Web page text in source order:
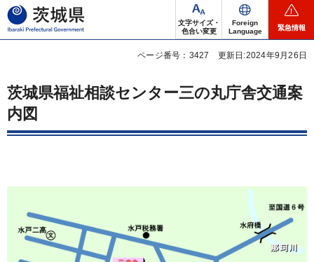
茨城県
文字サイズ・
色合い変更
Foreign
Language
緊急情報
ページ番号：3427 更新日:2024年9月26日
茨城県福祉相談センター三の丸庁舎交通案
内図